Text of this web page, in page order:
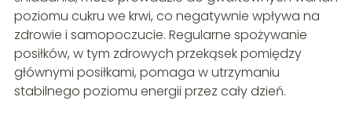
poziomu cukru we krwi, co negatywnie wpływa na
zdrowie i samopoczucie. Regularne spożywanie
posiłków, w tym zdrowych przekąsek pomiędzy
głównymi posiłkami, pomaga w utrzymaniu
stabilnego poziomu energii przez cały dzień.